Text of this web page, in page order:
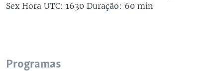
Sex Hora UTC: 1630 Duração: 60 min
Programas